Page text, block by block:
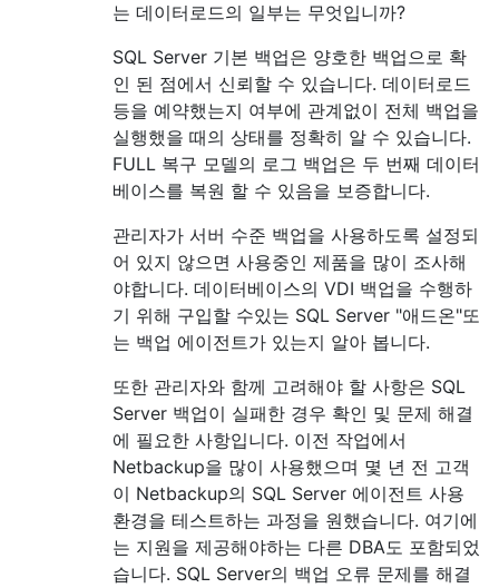
는 데이터로드의 일부는 무엇입니까?
SQL Server 기본 백업은 양호한 백업으로 확
인 된 점에서 신뢰할 수 있습니다. 데이터로드
등을 예약했는지 여부에 관계없이 전체 백업을
실행했을 때의 상태를 정확히 알 수 있습니다.
FULL 복구 모델의 로그 백업은 두 번째 데이터
베이스를 복원 할 수 있음을 보증합니다.
관리자가 서버 수준 백업을 사용하도록 설정되
어 있지 않으면 사용중인 제품을 많이 조사해
야합니다. 데이터베이스의 VDI 백업을 수행하
기 위해 구입할 수있는 SQL Server "애드온"또
는 백업 에이전트가 있는지 알아 봅니다.
또한 관리자와 함께 고려해야 할 사항은 SQL
Server 백업이 실패한 경우 확인 및 문제 해결
에 필요한 사항입니다. 이전 작업에서
Netbackup을 많이 사용했으며 몇 년 전 고객
이 Netbackup의 SQL Server 에이전트 사용
환경을 테스트하는 과정을 원했습니다. 여기에
는 지원을 제공해야하는 다른 DBA도 포함되었
습니다. SQL Server의 백업 오류 문제를 해결